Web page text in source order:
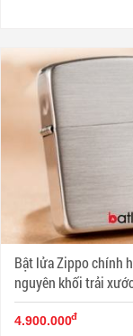
Bật lửa Zippo chính
nguyên khối trải
Mẫu 24
4.900.000đ